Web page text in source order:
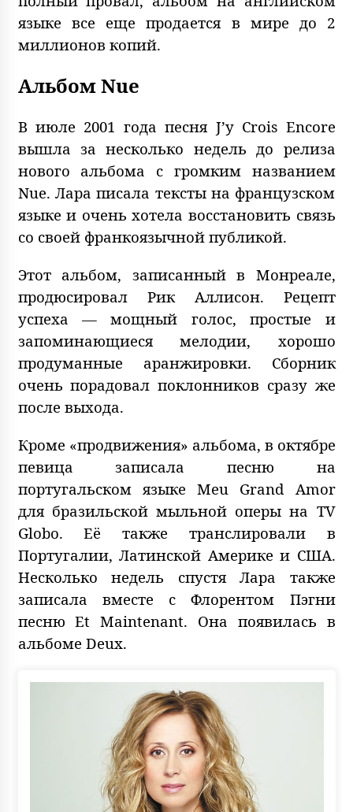
языке все еще продается в мире до 2
миллионов копий.
Альбом Nue
В июле 2001 года песня J’y Crois Encore
вышла за несколько недель до релиза
нового альбома с громким названием
Nue. Лара писала тексты на французском
языке и очень хотела восстановить связь
со своей франкоязычной публикой.
Этот альбом, записанный в Монреале,
продюсировал Рик Аллисон. Рецепт
успеха — мощный голос, простые и
запоминающиеся мелодии, хорошо
продуманные аранжировки. Сборник
очень порадовал поклонников сразу же
после выхода.
Кроме «продвижения» альбома, в октябре
певица записала песню на
португальском языке Meu Grand Amor
для бразильской мыльной оперы на TV
Globo. Её также транслировали в
Португалии, Латинской Америке и США.
Несколько недель спустя Лара также
записала вместе с Флорентом Пэгни
песню Et Maintenant. Она появилась в
альбоме Deux.